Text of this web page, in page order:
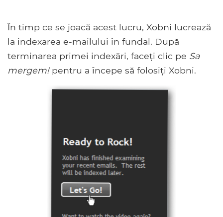
În timp ce se joacă acest lucru, Xobni lucrează
la indexarea e-mailului în fundal. După
terminarea primei indexări, faceți clic pe Sa
mergem!pentru a începe să folosiți Xobni.